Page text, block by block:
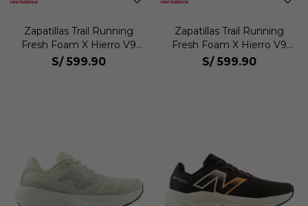
Zapatillas Trail Running
Fresh Foam X Hierro V9
Mujer
S/ 599.90
Zapatillas Trail Running
Fresh Foam X Hierro V9
Mujer
S/ 599.90